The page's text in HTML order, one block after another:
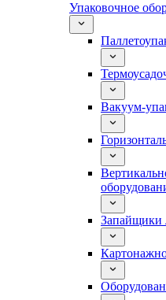
Упаковочное
Вакуум-
Запайщики